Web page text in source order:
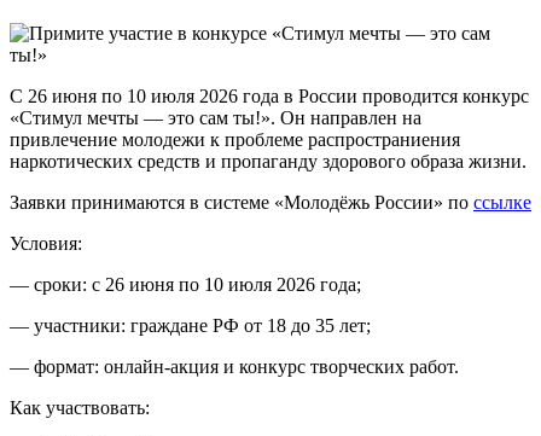
С 26 июня по 10 июля 2026 года в России проводится конкурс
«Стимул мечты — это сам ты!». Он направлен на
привлечение молодежи к проблеме распространиения
наркотических средств и пропаганду здорового образа жизни.
Заявки принимаются в системе «Молодёжь России» по ссылке
Условия:
— сроки: с 26 июня по 10 июля 2026 года;
— участники: граждане РФ от 18 до 35 лет;
— формат: онлайн-акция и конкурс творческих работ.
Как участвовать: